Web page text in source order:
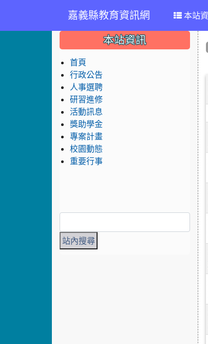
嘉義縣教育資訊網 本站
::: 本站資訊
首頁
行政公告
人事選聘
研習進修
活動訊息
獎助學金
專案計畫
校園動態
重要行事